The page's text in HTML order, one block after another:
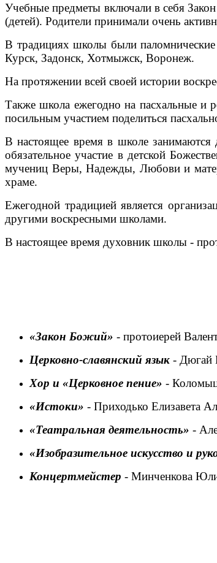
Учебные предметы включали в себя
(детей). Родители принимали очень
В традициях школы были паломнические
Курск, Задонск, Хотмыжск, Воронеж.
На протяжении всей своей истории
Также школа ежегодно на пасхальные и
посильным участием поделиться
В настоящее время в школе
обязательное участие в детской
мучениц Веры, Надежды, Любови и
храме.
Ежегодной традицией является
другими воскресными школами.
В настоящее время духовник школы -
«Закон Божий» - протоиерей
Церковно-славянский язык - Дюгай
Хор и «Церковное пение» -
«Истоки» - Приходько Елизавета
«Театральная деятельность» -
«Изобразительное искусство и
Концертмейстер - Минченкова